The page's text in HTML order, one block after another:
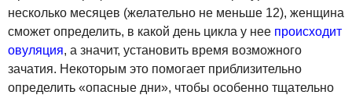
несколько месяцев (желательно не меньше 12), женщина
сможет определить, в какой день цикла у нее происходит
овуляция, а значит, установить время возможного
зачатия. Некоторым это помогает приблизительно
определить «опасные дни», чтобы особенно тщательно